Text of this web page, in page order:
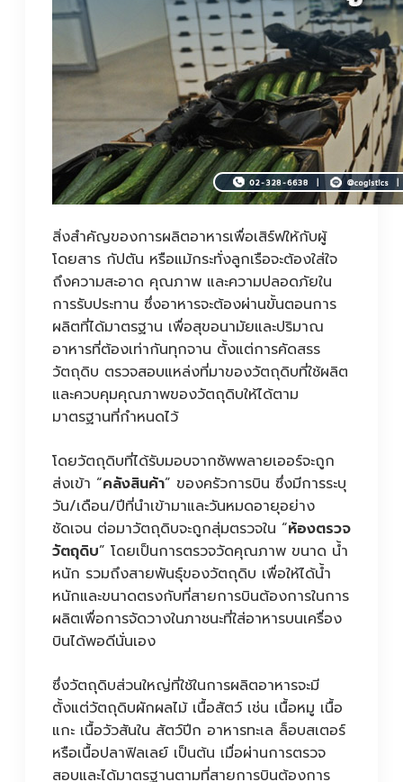
สิ่งสำคัญของการผลิตอาหารเพื่อเสิร์ฟให้กับผู้
โดยสาร กัปตัน หรือแม้กระทั่งลูกเรือจะต้องใส่ใจ
ถึงความสะอาด คุณภาพ และความปลอดภัยใน
การรับประทาน ซึ่งอาหารจะต้องผ่านขั้นตอนการ
ผลิตที่ได้มาตรฐาน เพื่อสุขอนามัยและปริมาณ
อาหารที่ต้องเท่ากันทุกจาน ตั้งแต่การคัดสรร
วัตถุดิบ ตรวจสอบแหล่งที่มาของวัตถุดิบที่ใช้ผลิต
และควบคุมคุณภาพของวัตถุดิบให้ได้ตาม
มาตรฐานที่กำหนดไว้
โดยวัตถุดิบที่ได้รับมอบจากซัพพลายเออร์จะถูก
ส่งเข้า “คลังสินค้า” ของครัวการบิน ซึ่งมีการระบุ
วัน/เดือน/ปีที่นำเข้ามาและวันหมดอายุอย่าง
ชัดเจน ต่อมาวัตถุดิบจะถูกสุ่มตรวจใน “ห้องตรวจ
วัตถุดิบ” โดยเป็นการตรวจวัดคุณภาพ ขนาด น้ำ
หนัก รวมถึงสายพันธุ์ของวัตถุดิบ เพื่อให้ได้น้ำ
หนักและขนาดตรงกับที่สายการบินต้องการในการ
ผลิตเพื่อการจัดวางในภาชนะที่ใส่อาหารบนเครื่อง
บินได้พอดีนั่นเอง
ซึ่งวัตถุดิบส่วนใหญ่ที่ใช้ในการผลิตอาหารจะมี
ตั้งแต่วัตถุดิบผักผลไม้ เนื้อสัตว์ เช่น เนื้อหมู เนื้อ
แกะ เนื้อวัวสันใน สัตว์ปีก อาหารทะเล ล็อบสเตอร์
หรือเนื้อปลาฟิลเลย์ เป็นต้น เมื่อผ่านการตรวจ
สอบและได้มาตรฐานตามที่สายการบินต้องการ